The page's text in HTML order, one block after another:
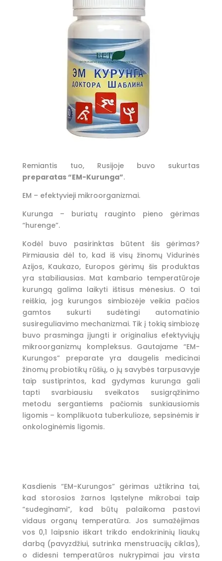
Remiantis tuo, Rusijoje buvo sukurtas
preparatas “EM-Kurunga”.
EM – efektyvieji mikroorganizmai.
Kurunga – buriatų rauginto pieno gėrimas
“hurenge”.
Kodėl buvo pasirinktas būtent šis gėrimas?
Pirmiausia dėl to, kad iš visų žinomų Vidurinės
Azijos, Kaukazo, Europos gėrimų šis produktas
yra stabiliausias. Mat kambario temperatūroje
kurungą galima laikyti ištisus mėnesius. O tai
reiškia, jog kurungos simbiozėje veikia pačios
gamtos sukurti sudėtingi automatinio
susireguliavimo mechanizmai. Tik į tokią simbiozę
buvo prasminga įjungti ir originalius efektyviųjų
mikroorganizmų kompleksus. Gautajame “EM-
Kurungos” preparate yra daugelis medicinai
žinomų probiotikų rūšių, o jų savybės tarpusavyje
taip sustiprintos, kad gydymas kurunga gali
tapti svarbiausiu sveikatos susigrąžinimo
metodu sergantiems pačiomis sunkiausiomis
ligomis – komplikuota tuberkulioze, sepsinėmis ir
onkologinėmis ligomis.
Kasdienis “EM-Kurungos” gėrimas užtikrina tai,
kad storosios žarnos ląstelyne mikrobai taip
“sudeginami”, kad būtų palaikoma pastovi
vidaus organų temperatūra. Jos sumažėjimas
vos 0,1 laipsnio iškart trikdo endokrininių liaukų
darbą (pavyzdžiui, sutrinka menstruacijų ciklas),
o didesni temperatūros nukrypimai jau virsta